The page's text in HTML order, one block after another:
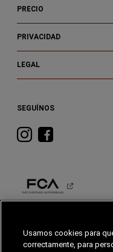
PRECIO
PRIVACIDAD
LEGAL
SEGUÍNOS
Visita
Instagram
Visita
Facebook
Usamos cookies para
correctamente, para